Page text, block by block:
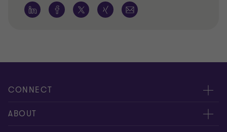
CONNECT
Kontakt
ABOUT